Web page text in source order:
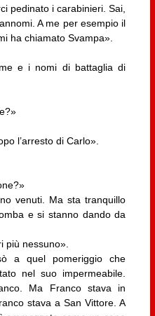
pedinato i carabinieri. Sai,
A me per esempio il
ha chiamato Svampa».
e i nomi di battaglia di
l’arresto di Carlo».
venuti. Ma sta tranquillo
e si stanno dando da
più nessuno».
a quel pomeriggio che
nel suo impermeabile.
Ma Franco stava in
stava a San Vittore. A